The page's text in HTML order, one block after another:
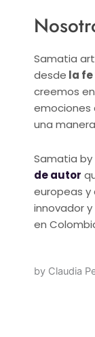
Samatia
desde la fe
creemos
emociones
una
Samatia by
de autor
europeas
innovador
en
by Claudia